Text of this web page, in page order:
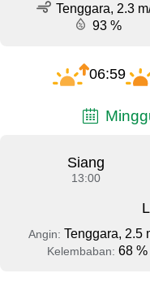
Tenggara, 2.3
93 %
06:59
Siang
13:00
Angin: Tenggara, 2.5
Kelembaban: 68 %